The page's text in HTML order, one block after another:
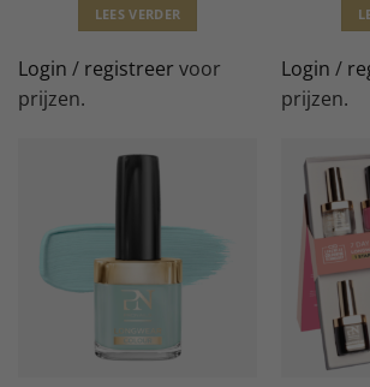
LEES VERDER
Login / registreer voor
prijzen.
Login /
prijzen.